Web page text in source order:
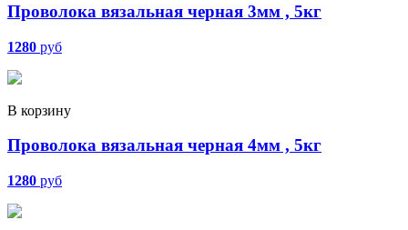
Проволока вязальная черная 3мм , 5кг
1280 руб
В корзину
Проволока вязальная черная 4мм , 5кг
1280 руб